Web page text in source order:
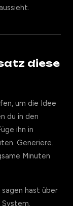
diese
um die Idee
du in den
ihn in
Generiere.
Minuten
hast über